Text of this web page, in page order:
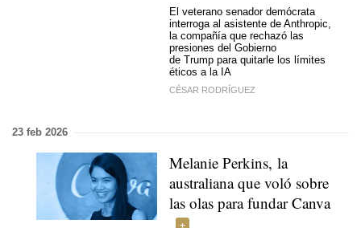
El veterano senador demócrata
interroga al asistente de Anthropic,
la compañía que rechazó las
presiones del Gobierno
de Trump para quitarle los límites
éticos a la IA
CÉSAR RODRÍGUEZ
23 feb 2026
Melanie Perkins, la
australiana que voló sobre
las olas para fundar Canva